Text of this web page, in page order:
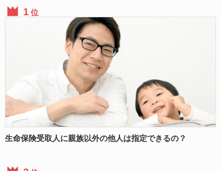
位
生命保険受取人に親族以外の他人は指定できるの？